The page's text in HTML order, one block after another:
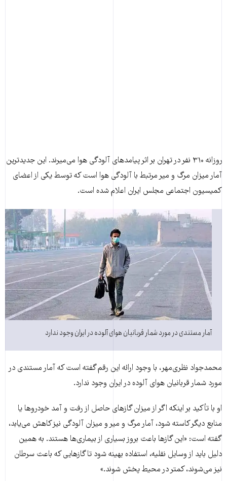
روزاﻧﻪ ۳۱۰ ﻧﻔﺮ در ﺗﻬﺮان بر اثر پیامدهای آلودگی هوا می‌میرند. این جدیدترین
آمار میزان مرگ و میر مرتبط با آلودگی هوا است که توسط یکی از اعضای
کمیسیون اﺟﺘﻤﺎﻋﯽ ﻣﺠﻠﺲ ایران اعلام شده است.
آمار مستندی در مورد شمار قربانیان هوای آلوده در ایران وجود ندارد
ﻣﺤﻤﺪ‌ﺟﻮاد ﻧﻈﺮی‌ﻣﻬﺮ، با وجود ارائه این رقم گفته است که آمار مستندی در
مورد شمار قربانیان هوای آلوده در ایران وجود ندارد.
او با تأکید بر اینکه اگر از میزان ﮔﺎزﻫﺎی حاصل از رفت ‌و ‌آمد خود‌روها یا
منابع دیگر ﮐﺎﺳﺘﻪ ﺷﻮد، آﻣﺎر ﻣﺮگ و ﻣﯿﺮ و ﻣﯿﺰان آﻟﻮدﮔﯽ ﻧﯿﺰ ﮐﺎﻫﺶ ﻣﯽ‌ﯾﺎﺑﺪ،
گفته است: «این ﮔﺎزﻫﺎ ﺑﺎﻋﺚ ﺑﺮوز ﺑﺴﯿﺎری از ﺑﯿﻤﺎری‌ها هستند. به همین
دلیل ﺑﺎﯾﺪ از وﺳﺎﯾﻞ ﻧﻘﻠﯿﻪ، اﺳﺘﻔﺎده ﺑﻬﯿﻨﻪ ﺷود ﺗﺎ ﮔﺎزﻫﺎﯾﯽ ﮐﻪ ﺑﺎﻋﺚ ﺳﺮﻃﺎن
ﻧﯿﺰ ﻣﯽ‌ﺷﻮند، ﮐﻤﺘﺮ در ﻣﺤﯿﻂ ﭘﺨﺶ ﺷﻮﻧﺪ.»